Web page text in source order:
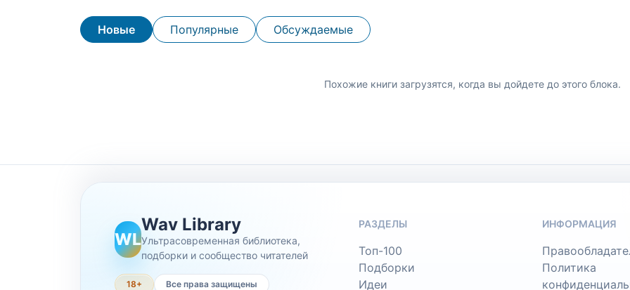
Новые Популярные Обсуждаемые
Похожие книги загрузятся, когда вы дойдете до этого блока.
WL
Wav Library
Ультрасовременная библиотека,
подборки и сообщество читателей
18+ Все права защищены
РАЗДЕЛЫ
Топ-100
Подборки
Идеи
ИНФОРМАЦИЯ
Политика